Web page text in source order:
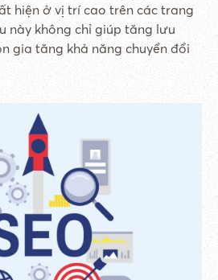
hiện ở vị trí cao trên các trang
này không chỉ giúp tăng lưu
gia tăng khả năng chuyển đổi